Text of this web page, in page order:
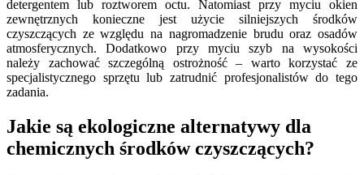
detergentem lub roztworem octu. Natomiast przy myciu okien
zewnętrznych konieczne jest użycie silniejszych środków
czyszczących ze względu na nagromadzenie brudu oraz osadów
atmosferycznych. Dodatkowo przy myciu szyb na wysokości
należy zachować szczególną ostrożność – warto korzystać ze
specjalistycznego sprzętu lub zatrudnić profesjonalistów do tego
zadania.
Jakie są ekologiczne alternatywy dla
chemicznych środków czyszczących?